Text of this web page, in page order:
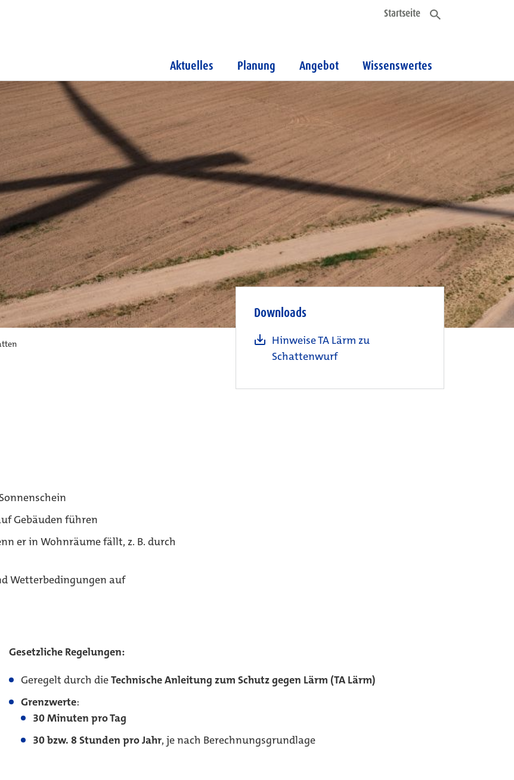
Startseite
Aktuelles Planung Angebot Wissenswertes
Gebäuden führen
er in Wohnräume fällt, z. B. durch
Wetterbedingungen auf
Downloads
Hinweise TA Lärm zu
Schattenwurf
Gesetzliche Regelungen:
Geregelt durch dieTechnische Anleitung zum Schutz gegen Lärm (TA Lärm)
Grenzwerte:
30 Minuten pro Tag
30 bzw. 8 Stunden pro Jahr, je nach Berechnungsgrundlage